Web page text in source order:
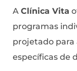
A Clínica Vita
programas
projetado para
específicas de